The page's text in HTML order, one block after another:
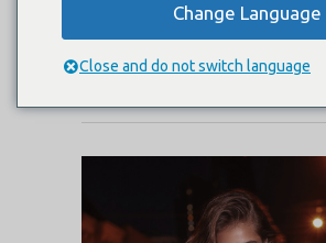
OTTAWA
Change Language
Close and do not switch language